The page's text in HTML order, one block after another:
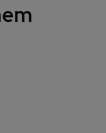
płatności